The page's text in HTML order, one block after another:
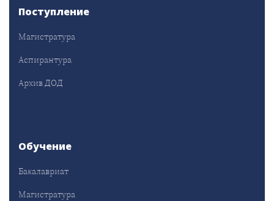
Поступление
Магистратура
Аспирантура
Архив ДОД
Обучение
Бакалавриат
Магистратура